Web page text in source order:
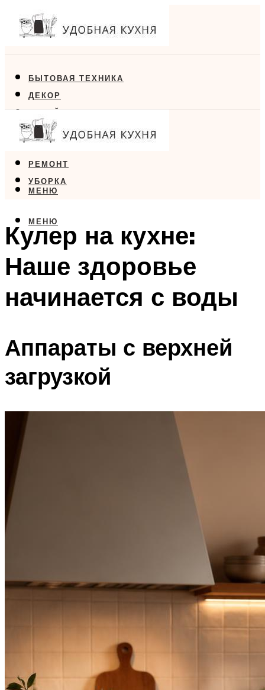
БЫТОВАЯ ТЕХНИКА
ДЕКОР
ДИЗАЙН
ЕДА
РЕМОНТ
УБОРКА
МЕНЮ
МЕНЮ
Кулер на кухне:
Наше здоровье
начинается с воды
Аппараты с верхней
загрузкой